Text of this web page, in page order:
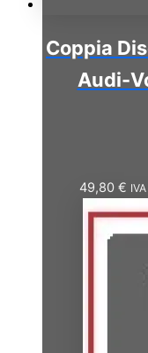
Coppia
Audi-
49,80 €